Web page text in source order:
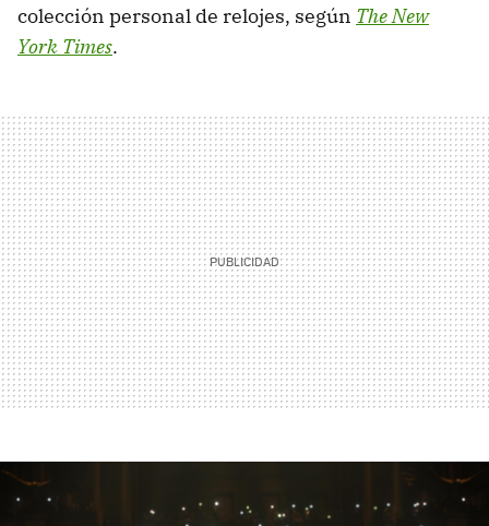
colección personal de relojes, según The New
York Times.